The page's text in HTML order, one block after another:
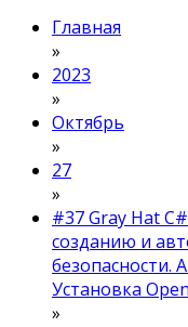
Главная
»
2023
»
Октябрь
»
27
»
#37 Gray Hat
созданию и
безопасности.
Установка
»